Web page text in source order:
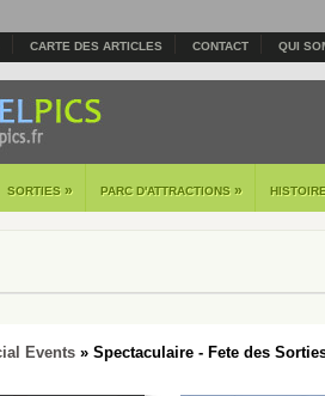
CARTE DES ARTICLES CONTACT QUI
SORTIES » PARC D'ATTRACTIONS »
Events » Spectaculaire - Fete des